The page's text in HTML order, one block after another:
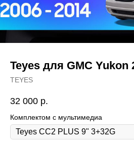
Teyes для GMC Yukon
TEYES
32 000 р.
Комплектом с мультимедиа